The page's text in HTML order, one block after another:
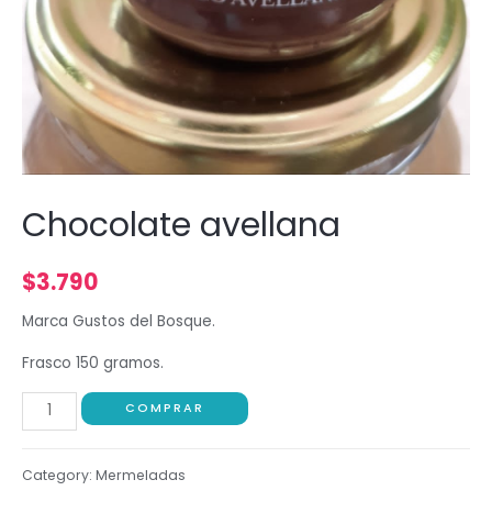
Chocolate avellana
$3.790
Marca Gustos del Bosque.
Frasco 150 gramos.
COMPRAR
Category: Mermeladas